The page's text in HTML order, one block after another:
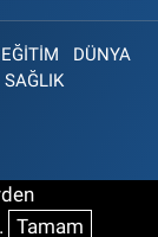
EĞİTİM
DÜNYA
SAĞLIK
Tamam